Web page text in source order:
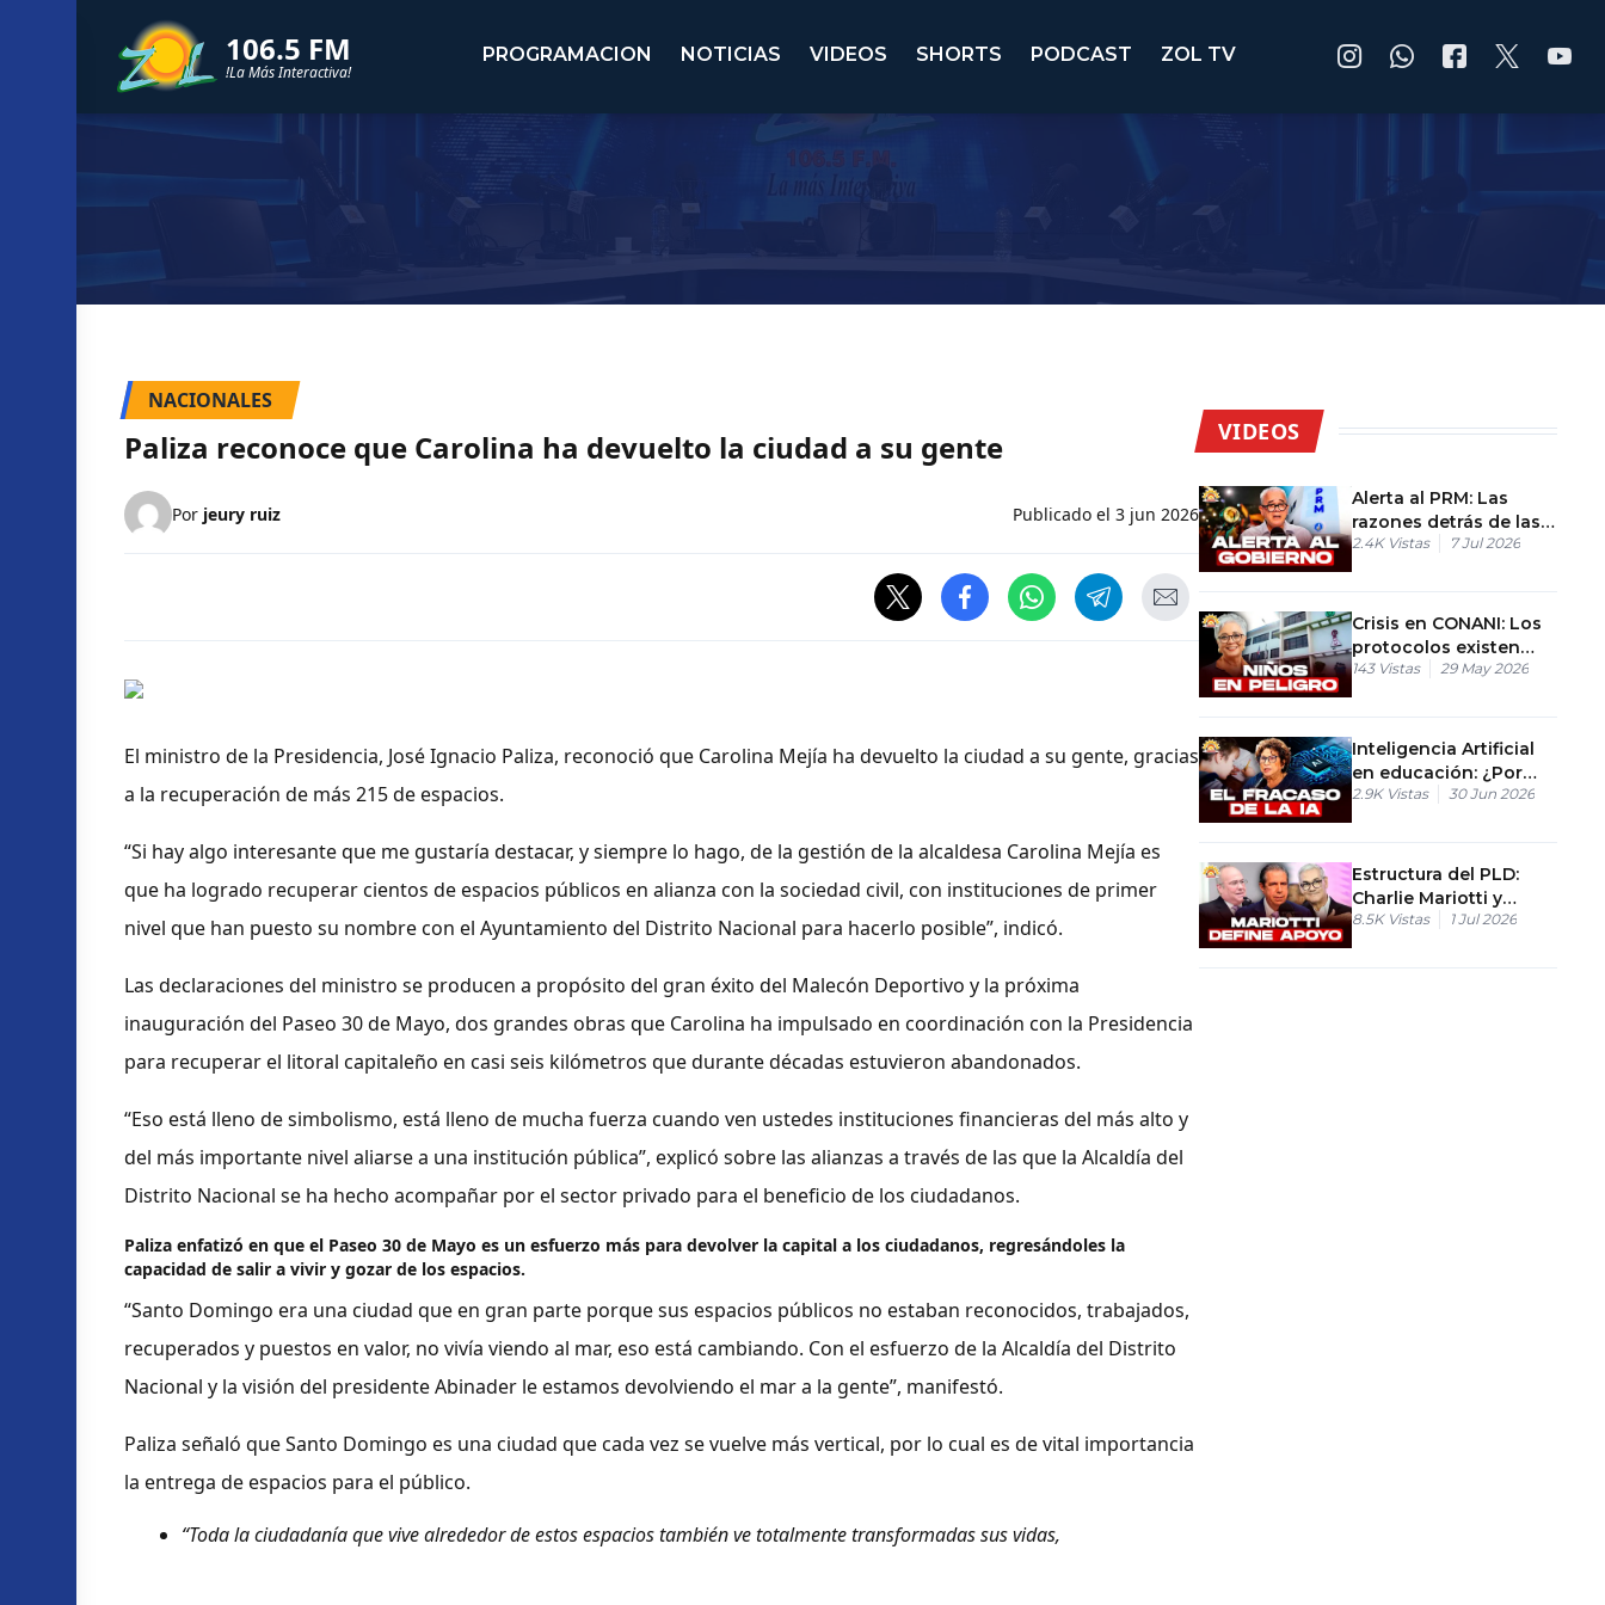
106.5 FM
!La Más Interactiva!
PROGRAMACION NOTICIAS VIDEOS SHORTS PODCAST ZOL TV
NACIONALES
Paliza reconoce que Carolina ha devuelto la ciudad a su gente
Por jeury ruiz Publicado el 3 jun 2026
El ministro de la Presidencia, José Ignacio Paliza, reconoció que Carolina Mejía ha devuelto la ciudad a su gente, gracias
a la recuperación de más 215 de espacios.
“Si hay algo interesante que me gustaría destacar, y siempre lo hago, de la gestión de la alcaldesa Carolina Mejía es
que ha logrado recuperar cientos de espacios públicos en alianza con la sociedad civil, con instituciones de primer
nivel que han puesto su nombre con el Ayuntamiento del Distrito Nacional para hacerlo posible”, indicó.
Las declaraciones del ministro se producen a propósito del gran éxito del Malecón Deportivo y la próxima
inauguración del Paseo 30 de Mayo, dos grandes obras que Carolina ha impulsado en coordinación con la Presidencia
para recuperar el litoral capitaleño en casi seis kilómetros que durante décadas estuvieron abandonados.
“Eso está lleno de simbolismo, está lleno de mucha fuerza cuando ven ustedes instituciones financieras del más alto y
del más importante nivel aliarse a una institución pública”, explicó sobre las alianzas a través de las que la Alcaldía del
Distrito Nacional se ha hecho acompañar por el sector privado para el beneficio de los ciudadanos.
Paliza enfatizó en que el Paseo 30 de Mayo es un esfuerzo más para devolver la capital a los ciudadanos, regresándoles la
capacidad de salir a vivir y gozar de los espacios.
“Santo Domingo era una ciudad que en gran parte porque sus espacios públicos no estaban reconocidos, trabajados,
recuperados y puestos en valor, no vivía viendo al mar, eso está cambiando. Con el esfuerzo de la Alcaldía del Distrito
Nacional y la visión del presidente Abinader le estamos devolviendo el mar a la gente”, manifestó.
Paliza señaló que Santo Domingo es una ciudad que cada vez se vuelve más vertical, por lo cual es de vital importancia
la entrega de espacios para el público.
“Toda la ciudadanía que vive alrededor de estos espacios también ve totalmente transformadas sus vidas,
VIDEOS
Alerta al PRM: Las
razones detrás de las
nuevas protestas en el
2.4K Vistas 7 Jul 2026
Crisis en CONANI: Los
protocolos existen
desde 2004 y el
143 Vistas 29 May 2026
Inteligencia Artificial
en educación: ¿Por
qué empeora el
2.9K Vistas 30 Jun 2026
Estructura del PLD:
Charlie Mariotti y
exsenadores apoyan a
8.5K Vistas 1 Jul 2026